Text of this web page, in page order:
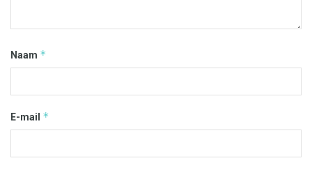
Naam *
E-mail *